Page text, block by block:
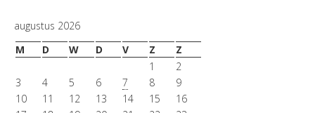
augustus 2026
M
D W D V Z
Z
1
2
3
4 5 6 7 8
9
10
11 12 13 14 15
16